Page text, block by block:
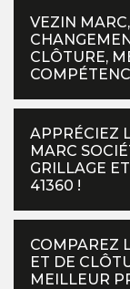
VEZIN
CLÔTURE,
APPRÉCIEZ
MARC
GRILLAGE
41360 !
COMPAREZ
ET DE
MEILLEUR